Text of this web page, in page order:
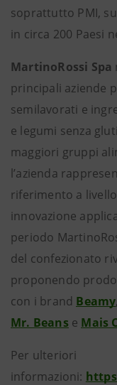
soprattutto PMI,
in circa 200 Paesi
MartinoRossi Spa
principali aziende
semilavorati e
e legumi senza
maggiori gruppi
l’azienda
riferimento a
innovazione
periodo
del confezionato
proponendo
con i brand Beamy,
Mr. Beans e Mais
Per ulteriori
informazioni: